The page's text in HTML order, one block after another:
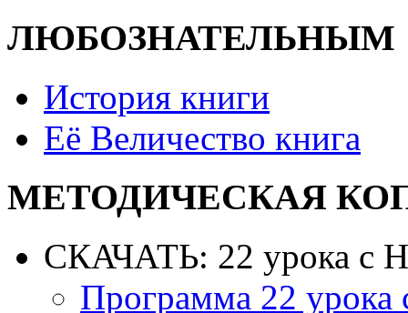
ЛЮБОЗНАТЕЛЬНЫМ
История книги
Её Величество книга
МЕТОДИЧЕСКАЯ
СКАЧАТЬ: 22 урока с
Программа 22